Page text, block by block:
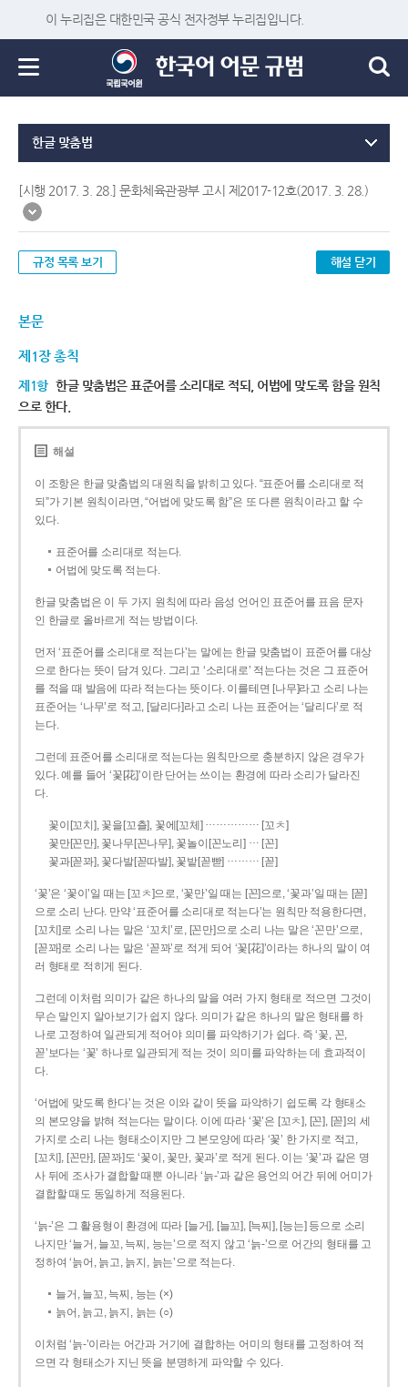
이 누리집은 대한민국 공식 전자정부 누리집입니다.
한글 맞춤법
[시행 2017. 3. 28.] 문화체육관광부 고시 제2017-12호(2017. 3. 28.)
규정 목록 보기 해설 닫기
본문
제1장 총칙
제1항 한글 맞춤법은 표준어를 소리대로 적되, 어법에 맞도록 함을 원칙
으로 한다.
해설
이 조항은 한글 맞춤법의 대원칙을 밝히고 있다. “표준어를 소리대로 적
되”가 기본 원칙이라면, “어법에 맞도록 함”은 또 다른 원칙이라고 할 수
있다.
표준어를 소리대로 적는다.
어법에 맞도록 적는다.
한글 맞춤법은 이 두 가지 원칙에 따라 음성 언어인 표준어를 표음 문자
인 한글로 올바르게 적는 방법이다.
먼저 ‘표준어를 소리대로 적는다’는 말에는 한글 맞춤법이 표준어를 대상
으로 한다는 뜻이 담겨 있다. 그리고 ‘소리대로’ 적는다는 것은 그 표준어
를 적을 때 발음에 따라 적는다는 뜻이다. 이를테면 [나무]라고 소리 나는
표준어는 ‘나무’로 적고, [달리다]라고 소리 나는 표준어는 ‘달리다’로 적
는다.
그런데 표준어를 소리대로 적는다는 원칙만으로 충분하지 않은 경우가
있다. 예를 들어 ‘꽃[花]’이란 단어는 쓰이는 환경에 따라 소리가 달라진
다.
꽃이[꼬치], 꽃을[꼬츨], 꽃에[꼬체] …………… [꼬ㅊ]
꽃만[꼰만], 꽃나무[꼰나무], 꽃놀이[꼰노리] … [꼰]
꽃과[꼳꽈], 꽃다발[꼳따발], 꽃밭[꼳빧] ……… [꼳]
‘꽃’은 ‘꽃이’일 때는 [꼬ㅊ]으로, ‘꽃만’일 때는 [꼰]으로, ‘꽃과’일 때는 [꼳]
으로 소리 난다. 만약 ‘표준어를 소리대로 적는다’는 원칙만 적용한다면,
[꼬치]로 소리 나는 말은 ‘꼬치’로, [꼰만]으로 소리 나는 말은 ‘꼰만’으로,
[꼳꽈]로 소리 나는 말은 ‘꼳꽈’로 적게 되어 ‘꽃[花]’이라는 하나의 말이 여
러 형태로 적히게 된다.
그런데 이처럼 의미가 같은 하나의 말을 여러 가지 형태로 적으면 그것이
무슨 말인지 알아보기가 쉽지 않다. 의미가 같은 하나의 말은 형태를 하
나로 고정하여 일관되게 적어야 의미를 파악하기가 쉽다. 즉 ‘꽃, 꼰,
꼳’보다는 ‘꽃’ 하나로 일관되게 적는 것이 의미를 파악하는 데 효과적이
다.
‘어법에 맞도록 한다’는 것은 이와 같이 뜻을 파악하기 쉽도록 각 형태소
의 본모양을 밝혀 적는다는 말이다. 이에 따라 ‘꽃’은 [꼬ㅊ], [꼰], [꼳]의 세
가지로 소리 나는 형태소이지만 그 본모양에 따라 ‘꽃’ 한 가지로 적고,
[꼬치], [꼰만], [꼳꽈]도 ‘꽃이, 꽃만, 꽃과’로 적게 된다. 이는 ‘꽃’과 같은 명
사 뒤에 조사가 결합할 때뿐 아니라 ‘늙-’과 같은 용언의 어간 뒤에 어미가
결합할 때도 동일하게 적용된다.
‘늙-’은 그 활용형이 환경에 따라 [늘거], [늘꼬], [늑찌], [능는] 등으로 소리
나지만 ‘늘거, 늘꼬, 늑찌, 능는’으로 적지 않고 ‘늙-’으로 어간의 형태를 고
정하여 ‘늙어, 늙고, 늙지, 늙는’으로 적는다.
늘거, 늘꼬, 늑찌, 능는 (×)
늙어, 늙고, 늙지, 늙는 (○)
이처럼 ‘늙-­’이라는 어간과 거기에 결합하는 어미의 형태를 고정하여 적
으면 각 형태소가 지닌 뜻을 분명하게 파악할 수 있다.